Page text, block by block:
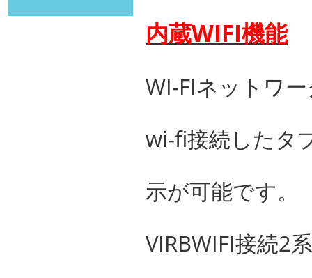
内蔵WIFI機能
WI-FIネットワ
wi-fi接続したタ
示が可能です。
VIRBWIFI接続2